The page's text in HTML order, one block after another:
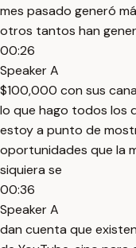
mes pasado generó
otros tantos han
00:26
Speaker A
$100,000 con sus
lo que hago todos los
estoy a punto de
oportunidades que la
siquiera se
00:36
Speaker A
dan cuenta que